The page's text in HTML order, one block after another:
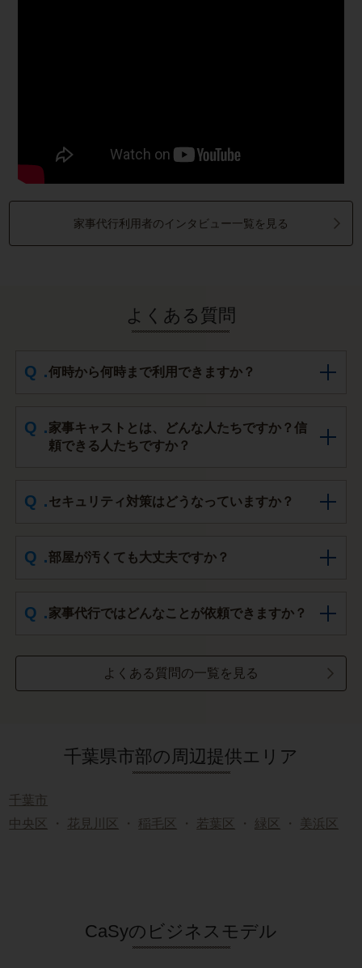
家事代行利用者のインタビュー一覧を見る
よくある質問
何時から何時まで利用できますか？
家事キャストとは、どんな人たちですか？信
頼できる人たちですか？
セキュリティ対策はどうなっていますか？
部屋が汚くても大丈夫ですか？
家事代行ではどんなことが依頼できますか？
よくある質問の一覧を見る
千葉県市部の周辺提供エリア
千葉市
中央区
・ 花見川区 ・ 稲毛区 ・ 若葉区 ・ 緑区 ・ 美浜区
CaSyのビジネスモデル